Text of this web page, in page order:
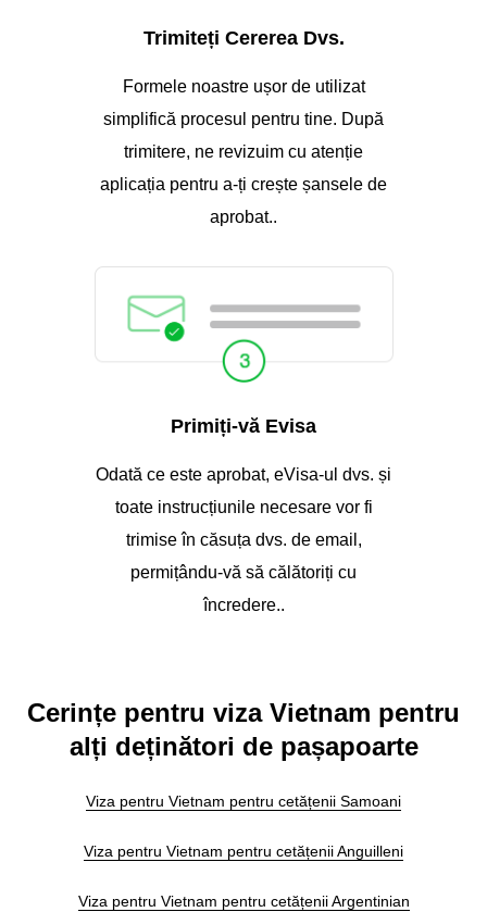
Trimiteți Cererea Dvs.
Formele noastre ușor de utilizat
simplifică procesul pentru tine. După
trimitere, ne revizuim cu atenție
aplicația pentru a-ți crește șansele de
aprobat..
Primiți-vă Evisa
Odată ce este aprobat, eVisa-ul dvs. și
toate instrucțiunile necesare vor fi
trimise în căsuța dvs. de email,
permițându-vă să călătoriți cu
încredere..
Cerințe pentru viza Vietnam pentru
alți deținători de pașapoarte
Viza pentru Vietnam pentru cetățenii Samoani
Viza pentru Vietnam pentru cetățenii Anguilleni
Viza pentru Vietnam pentru cetățenii Argentinian